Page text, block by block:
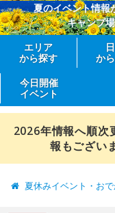
夏のイベント情報
キャンプ
エリア
から探す
か
今日開催
イベント
2026年情報へ順次
報もござい
夏休みイベント・お